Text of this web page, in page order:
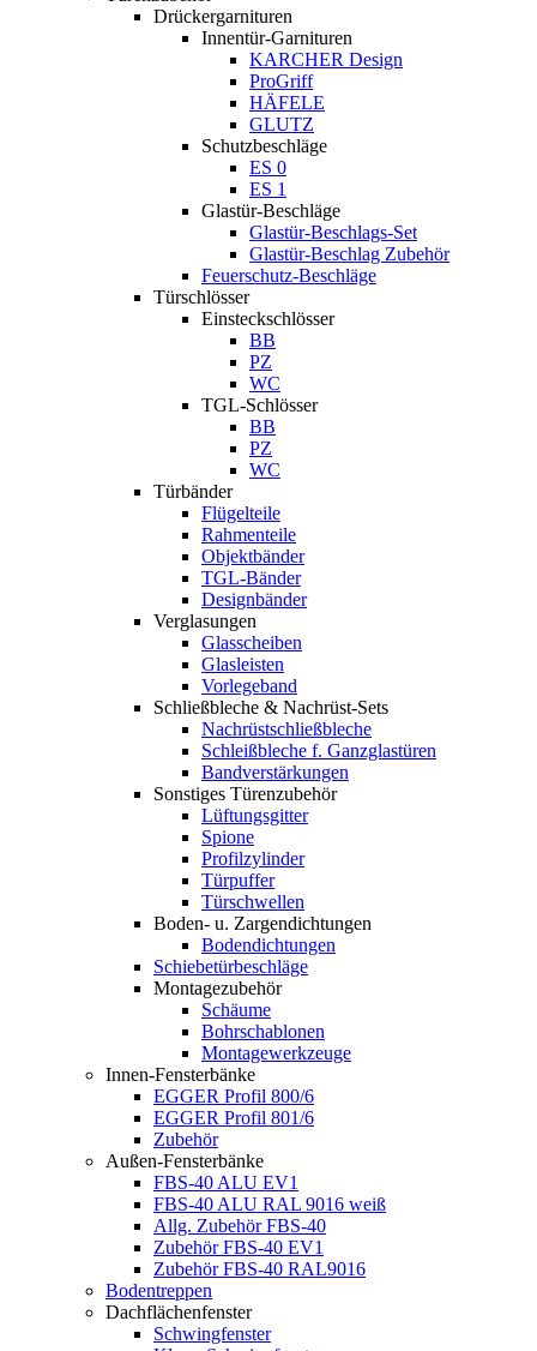
Drückergarnituren
Innentür-Garnituren
KARCHER Design
ProGriff
HÄFELE
GLUTZ
Schutzbeschläge
ES 0
ES 1
Glastür-Beschläge
Glastür-Beschlags-Set
Glastür-Beschlag Zubehör
Feuerschutz-Beschläge
Türschlösser
Einsteckschlösser
BB
PZ
WC
TGL-Schlösser
BB
PZ
WC
Türbänder
Flügelteile
Rahmenteile
Objektbänder
TGL-Bänder
Designbänder
Verglasungen
Glasscheiben
Glasleisten
Vorlegeband
Schließbleche & Nachrüst-Sets
Nachrüstschließbleche
Schleißbleche f. Ganzglastüren
Bandverstärkungen
Sonstiges Türenzubehör
Lüftungsgitter
Spione
Profilzylinder
Türpuffer
Türschwellen
Boden- u. Zargendichtungen
Bodendichtungen
Schiebetürbeschläge
Montagezubehör
Schäume
Bohrschablonen
Montagewerkzeuge
Innen-Fensterbänke
EGGER Profil 800/6
EGGER Profil 801/6
Zubehör
Außen-Fensterbänke
FBS-40 ALU EV1
FBS-40 ALU RAL 9016 weiß
Allg. Zubehör FBS-40
Zubehör FBS-40 EV1
Zubehör FBS-40 RAL9016
Bodentreppen
Dachflächenfenster
Schwingfenster